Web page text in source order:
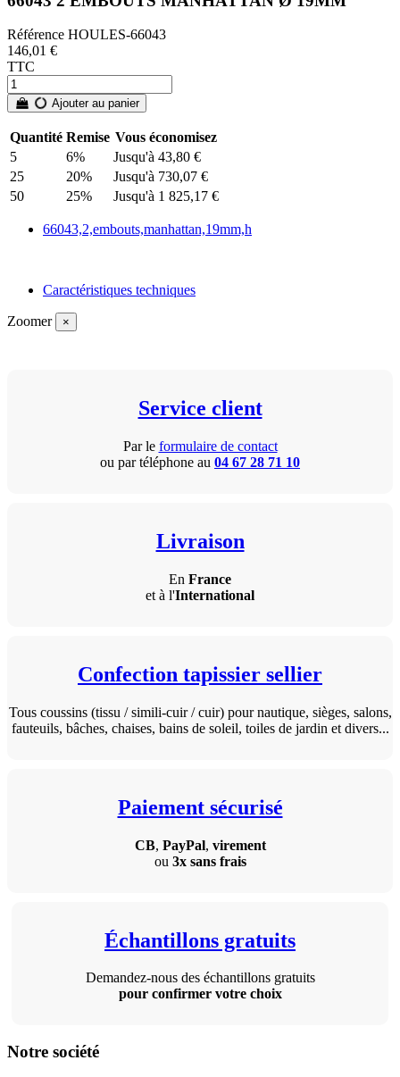
Référence HOULES-66043
146,01 €
TTC
Ajouter au panier
Quantité Remise Vous économisez
5
6%
Jusqu'à 43,80 €
25
20%
Jusqu'à 730,07 €
50
25% Jusqu'à 1 825,17 €
66043,2,embouts,manhattan,19mm,h
Caractéristiques techniques
Zoomer ×
Service client
Par le formulaire de contact
ou par téléphone au 04 67 28 71 10
Livraison
En France
et à l'International
Confection tapissier sellier
Tous coussins (tissu / simili-cuir / cuir) pour nautique, sièges, salons,
fauteuils, bâches, chaises, bains de soleil, toiles de jardin et divers...
Paiement sécurisé
CB, PayPal, virement
ou 3x sans frais
Échantillons gratuits
Demandez-nous des échantillons gratuits
pour confirmer votre choix
Notre société